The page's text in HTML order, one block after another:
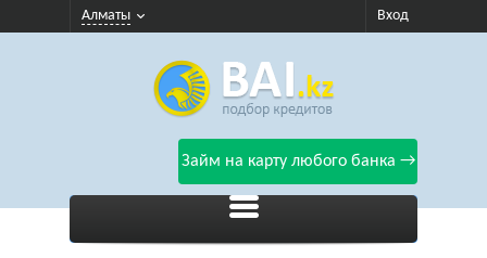
Алматы Вход
Займ на карту любого банка →